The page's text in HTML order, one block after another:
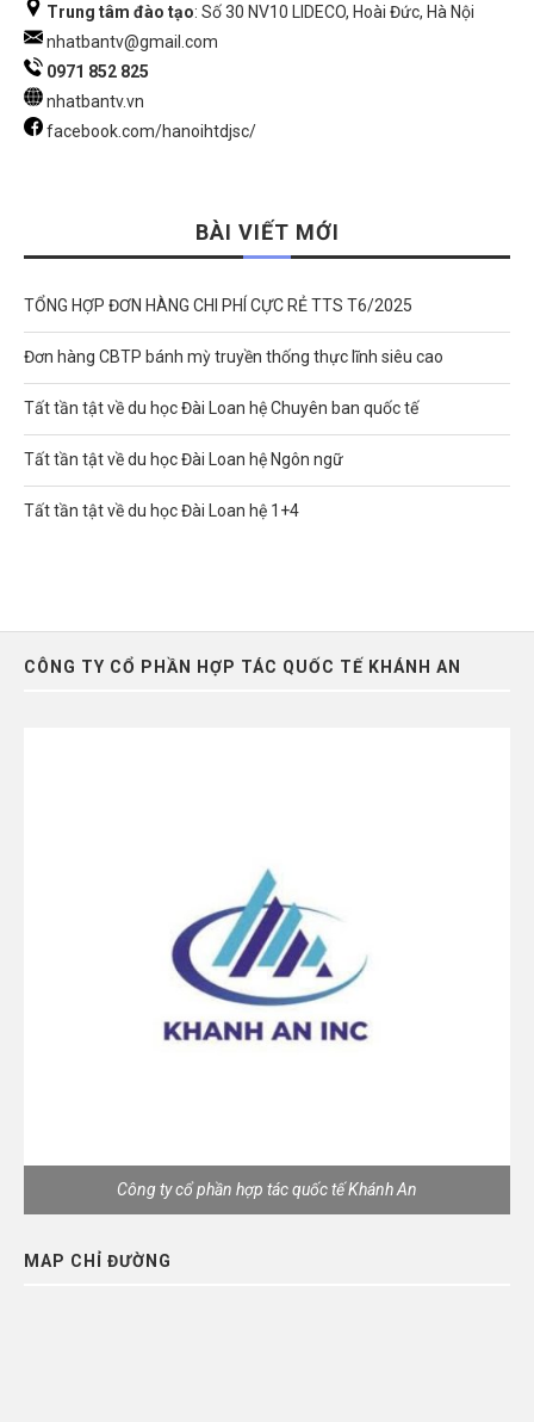
Trung tâm đào tạo: Số 30 NV10 LIDECO, Hoài Đức, Hà Nội
nhatbantv@gmail.com
0971 852 825
nhatbantv.vn
facebook.com/hanoihtdjsc/
BÀI VIẾT MỚI
TỔNG HỢP ĐƠN HÀNG CHI PHÍ CỰC RẺ TTS T6/2025
Đơn hàng CBTP bánh mỳ truyền thống thực lĩnh siêu cao
Tất tần tật về du học Đài Loan hệ Chuyên ban quốc tế
Tất tần tật về du học Đài Loan hệ Ngôn ngữ
Tất tần tật về du học Đài Loan hệ 1+4
CÔNG TY CỔ PHẦN HỢP TÁC QUỐC TẾ KHÁNH AN
Công ty cổ phần hợp tác quốc tế Khánh An
MAP CHỈ ĐƯỜNG